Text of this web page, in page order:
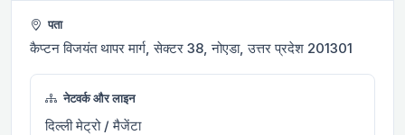
पता
कैप्टन विजयंत थापर मार्ग, सेक्टर 38, नोएडा, उत्तर प्रदेश 201301
नेटवर्क और लाइन
दिल्ली मेट्रो / मैजेंटा